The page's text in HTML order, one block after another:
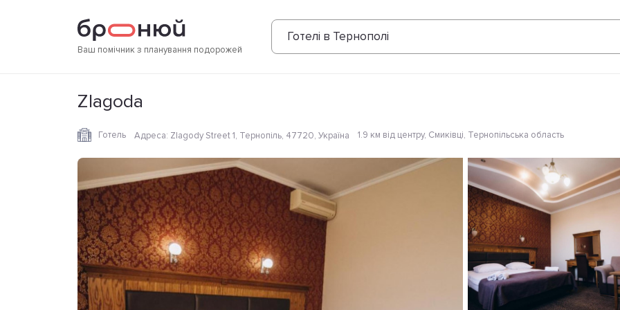
Ваш помічник з планування подорожей
Готелі в Тернополі
Фотографії Зручності Розташування
Zlagoda
Готель Адреса: Zlagody Street 1, Тернопіль, 47720, Україна 1.9 км від центру, Смиківці, Тернопільська область